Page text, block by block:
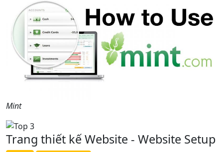
Mint
Trang thiết kế Website - Website Setup